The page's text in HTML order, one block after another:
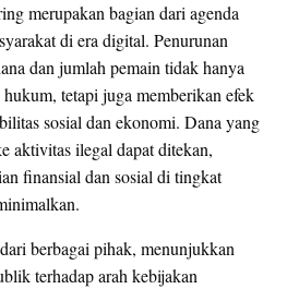
merupakan bagian dari agenda
di era digital. Penurunan
dan jumlah pemain tidak hanya
tetapi juga memberikan efek
sosial dan ekonomi. Dana yang
aktivitas ilegal dapat ditekan,
finansial dan sosial di tingkat
berbagai pihak, menunjukkan
terhadap arah kebijakan